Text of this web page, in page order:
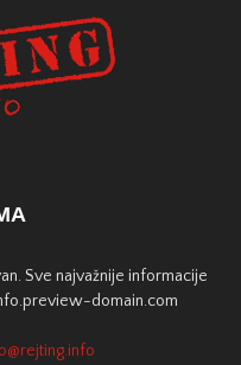
Sve najvažnije informacije
domain.com